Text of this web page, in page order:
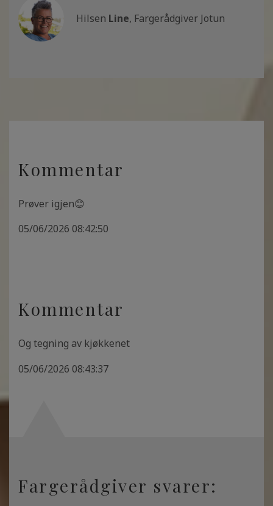
Hilsen Line, Fargerådgiver Jotun
Kommentar
Prøver igjen😊
05/06/2026 08:42:50
Kommentar
Og tegning av kjøkkenet
05/06/2026 08:43:37
Fargerådgiver svarer: